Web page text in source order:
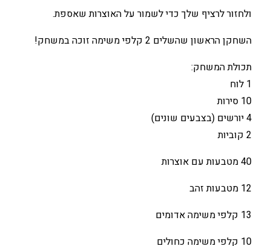
ולחזור לרציף שלך כדי לשמור על האוצרות שאספת.
השחקן הראשון שהשלים 2 קלפי משימה זוכה במשחק!
תכולת המשחק:
1 לוח
10 סירות
4 יורשים (בצבעים שונים)
2 קוביות
40 מטבעות עם אוצרות
12 מטבעות זהב
13 קלפי משימה אדומים
10 קלפי משימה כחולים